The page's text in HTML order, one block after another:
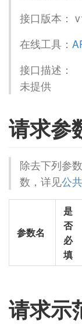
接口版本：
在线工具：
接口描述：
未提供
请求参
除去下列参
数，详见公
参数名
是
否
必
填
请求示